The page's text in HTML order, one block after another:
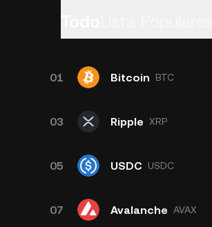
01 Bitcoin BTC
03 Ripple XRP
05 USDC USDC
07 Avalanche AVAX